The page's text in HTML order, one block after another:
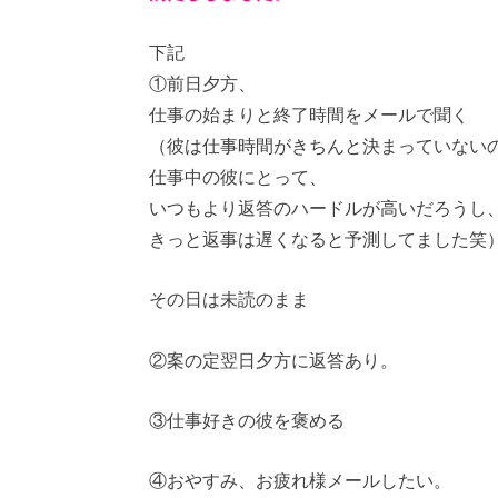
下記
①前日夕方、
仕事の始まりと終了時間をメールで聞く
（彼は仕事時間がきちんと決まっていない
仕事中の彼にとって、
いつもより返答のハードルが高いだろうし、
きっと返事は遅くなると予測してました笑）
その日は未読のまま
②案の定翌日夕方に返答あり。
③仕事好きの彼を褒める
④おやすみ、お疲れ様メールしたい。